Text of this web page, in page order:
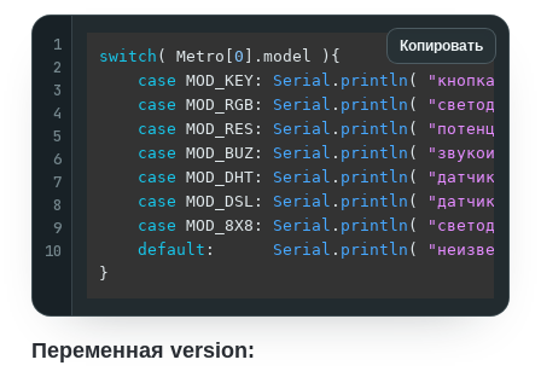
Копировать
1
2
3
4
5
6
7
8
9
10
switch ( Metro[ 0 ].model ){
case MOD_KEY: Serial . println ( "кнопка"
case MOD_RGB: Serial . println ( "светодиод"
case MOD_RES: Serial . println (
case MOD_BUZ: Serial . println (
case MOD_DHT: Serial . println (
"датчик
case MOD_DSL: Serial . println (
"датчик
case MOD_8X8: Serial . println (
default : Serial . println (
}
Переменная version: